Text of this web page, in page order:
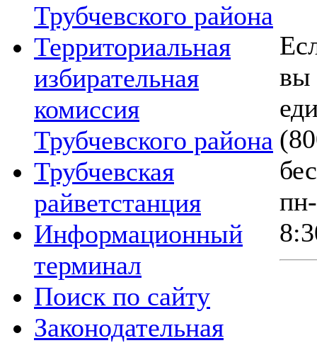
Трубчевского района
Территориальная
избирательная
комиссия
Трубчевского района
Трубчевская
райветстанция
Информационный
терминал
Поиск по сайту
Законодательная